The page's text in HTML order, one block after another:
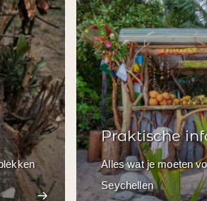
Praktische
Alles wat je moeten
Seychellen